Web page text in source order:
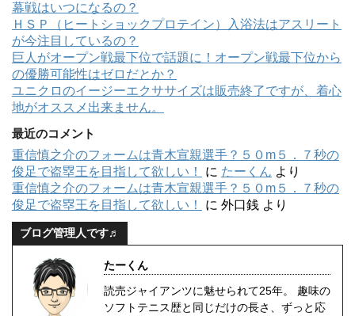
幕戦はいつになるの？
ＨＳＰ（ヒートショックプロテイン）入浴法はアスリート
が今注目しているの？
巨人がオープン戦最下位で話題に！オープン戦最下位から
の優勝可能性はゼロだとか？
ユニクロのイージーエクササイズは販売終了ですが、着心
地がオススメ出来ません。
最近のコメント
重信慎之介のフォームは青木宣親選手？５０m５．７秒の
俊足で盗塁王を目指して欲しい！
に たーくん より
重信慎之介のフォームは青木宣親選手？５０m５．７秒の
俊足で盗塁王を目指して欲しい！
に 外口銭 より
ブログ管理人です♬
たーくん
読売ジャイアンツに魅せられて25年。 趣味の
ソフトテニス歴と同じだけの長さ、ずっと応